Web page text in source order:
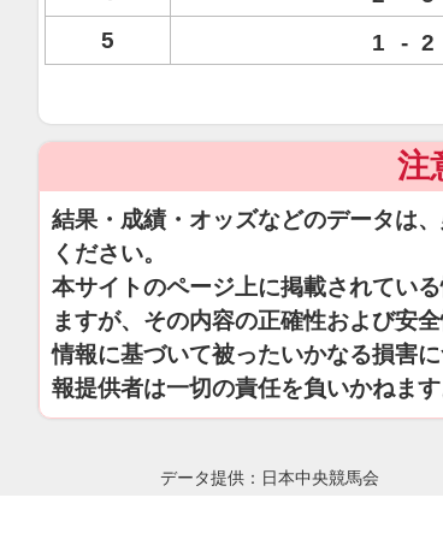
5
1 - 2
注
結果・成績・オッズなどのデータは
ください。
本サイトのページ上に掲載されてい
ますが、その内容の正確性および安
情報に基づいて被ったいかなる損害
報提供者は一切の責任を負いかねます
データ提供：日本中央競馬会